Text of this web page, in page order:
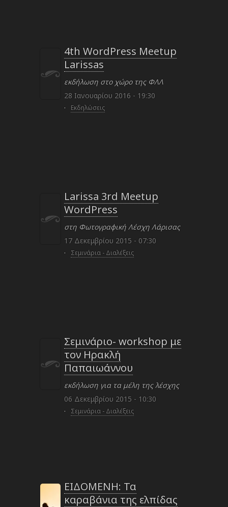
4th WordPress Meetup
Larissas
εκδήλωση στο χώρο της ΦΛΛ
28 Ιανουαρίου 2016 - 19:30
· Εκδηλώσεις
Larissa 3rd Meetup
WordPress
στη Φωτογραφική Λέσχη Λάρισας
17 Δεκεμβρίου 2015 - 07:30
· Σεμινάρια - Διαλέξεις
Σεμινάριο- workshop με
τον Ηρακλή
Παπαιωάννου
εκδήλωση για τα μέλη της λέσχης
06 Δεκεμβρίου 2015 - 10:30
· Σεμινάρια - Διαλέξεις
ΕΙΔΟΜΕΝΗ: Τα
καραβάνια της ελπίδας